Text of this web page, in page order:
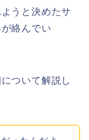
うと決めたサ
絡んでい
ついて解説し